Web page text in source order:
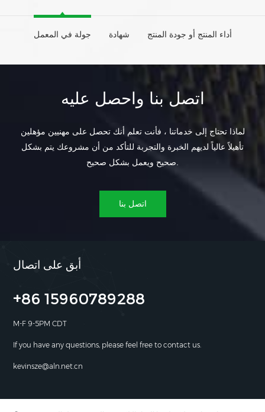
جولة في المعمل شهادة أداء المنتج أو جودة المنتج
اتصل بنا واحصل عليه
لماذا تحتاج إلى خدماتنا ، فأنت تعلم أنك تحصل على مهنيين مؤهلين
تأهيلاً عالياً لديهم الخبرة والتجربة للتأكد من أن مشروعك يتم بشكل
صحيح ويعمل بشكل صحيح.
اتصل بنا
أبق على اتصال
+86 15960789288
M-F 9-5PM CDT
If you have any questions, please feel free to contact us.
kevinsze@aln.net.cn